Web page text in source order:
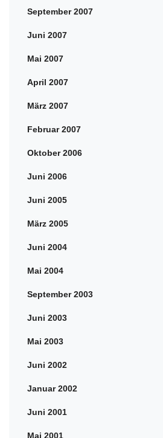
September 2007
Juni 2007
Mai 2007
April 2007
März 2007
Februar 2007
Oktober 2006
Juni 2006
Juni 2005
März 2005
Juni 2004
Mai 2004
September 2003
Juni 2003
Mai 2003
Juni 2002
Januar 2002
Juni 2001
Mai 2001